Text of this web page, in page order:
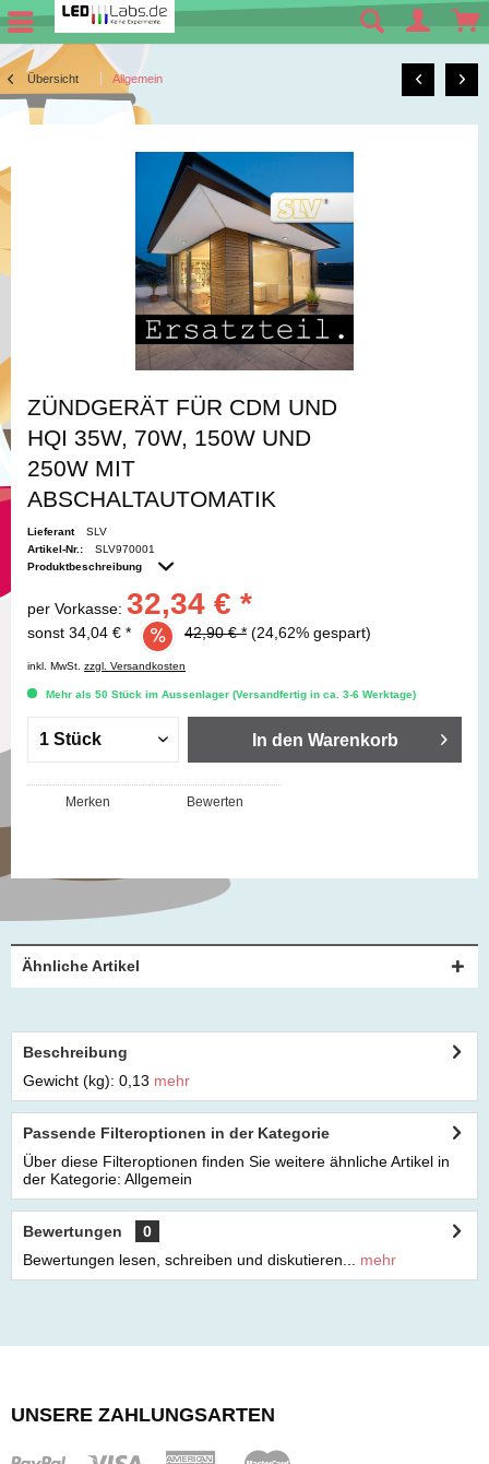
Übersicht Allgemein
ZÜNDGERÄT FÜR CDM UND
HQI 35W, 70W, 150W UND
250W MIT
ABSCHALTAUTOMATIK
Lieferant
SLV
Artikel-Nr.:
SLV970001
Produktbeschreibung
per Vorkasse: 32,34 € *
sonst 34,04 € * 42,90 € * (24,62% gespart)
inkl. MwSt. zzgl. Versandkosten
Mehr als 50 Stück im Aussenlager (Versandfertig in ca. 3-6 Werktage)
In den Warenkorb
Merken Bewerten
Ähnliche Artikel
Beschreibung
Gewicht (kg): 0,13 mehr
Passende Filteroptionen in der Kategorie
Über diese Filteroptionen finden Sie weitere ähnliche Artikel in
der Kategorie: Allgemein
Bewertungen
0
Bewertungen lesen, schreiben und diskutieren...
mehr
UNSERE ZAHLUNGSARTEN